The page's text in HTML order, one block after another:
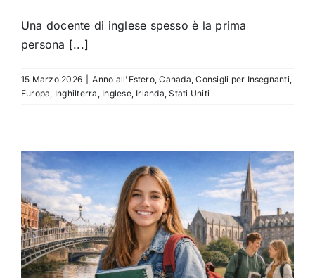
Una docente di inglese spesso è la prima
persona [...]
15 Marzo 2026 Anno all'Estero,Canada,Consigli per Insegnanti,
Europa, Inghilterra , Inglese, Irlanda,Stati Uniti